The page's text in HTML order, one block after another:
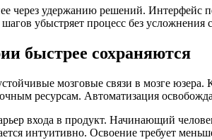
через удержанию решений.
убыстряет процесс без усложнения
быстрее сохраняются
мозговые связи в мозге
ресурсам. Автоматизация
входа в продукт. Начинающий
интуитивно. Освоение требует